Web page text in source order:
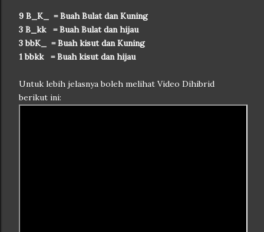
9 B_K_ = Buah Bulat dan Kuning
3 B_kk = Buah Bulat dan hijau
3 bbK_ = Buah kisut dan Kuning
1 bbkk = Buah kisut dan hijau
Untuk lebih jelasnya boleh melihat Video Dihibrid
berikut ini: